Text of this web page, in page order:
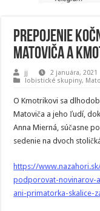
Prepojenie
Matoviča a
jj
2 januára, 2021
lobistické skupiny,
O Kmotrikovi sa
Matoviča a jeho ľudí,
Anna Mierná, súčasne
sedenie na dvoch
https://
podporovat-novinarov-
ani-primatorka-skalice-